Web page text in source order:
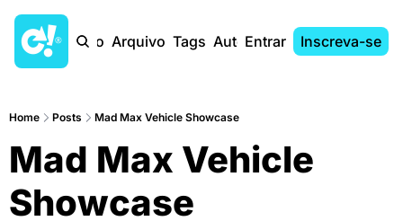
Início Arquivo Tags AutoresEntrar Inscreva-se
Home Posts Mad Max Vehicle Showcase
Mad Max Vehicle
Showcase